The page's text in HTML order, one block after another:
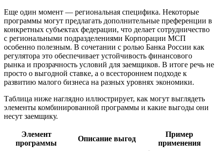
Еще один момент — региональная специфика. Некоторые
программы могут предлагать дополнительные преференции в
конкретных субъектах федерации, что делает сотрудничество
с региональными подразделениями Корпорации МСП
особенно полезным. В сочетании с ролью Банка России как
регулятора это обеспечивает устойчивость финансового
рынка и прозрачность условий для заемщиков. В итоге речь не
просто о выгодной ставке, а о всестороннем подходе к
развитию малого бизнеса на разных уровнях экономики.
Таблица ниже наглядно иллюстрирует, как могут выглядеть
элементы комбинированной программы и какие выгоды они
несут заемщику.
Элемент
программы
Описание выгод
Пример
применения